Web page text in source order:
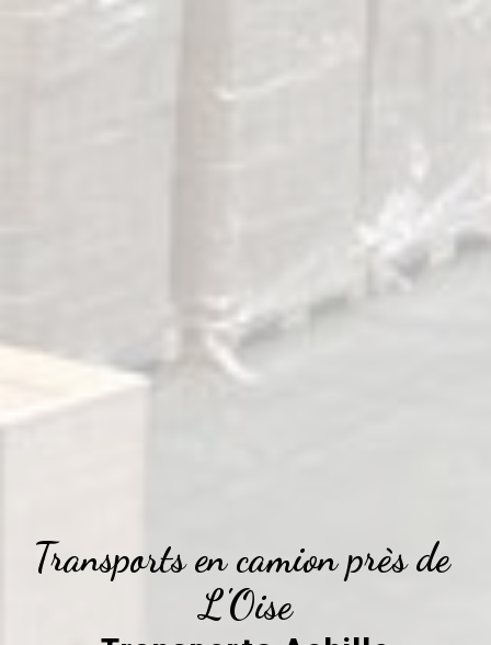
Transports en camion près de
L'Oise